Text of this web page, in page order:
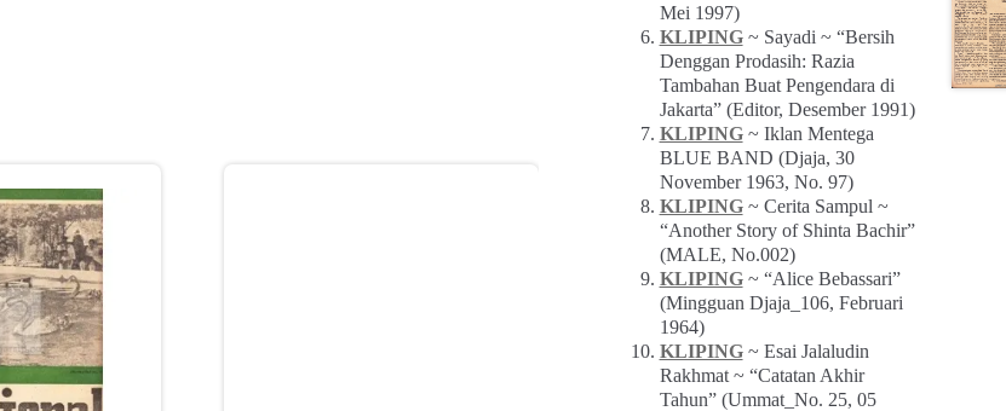
Mei 1997)
KLIPING~ Sayadi ~ “Bersih
Denggan Prodasih: Razia
Tambahan Buat Pengendara di
Jakarta” (Editor, Desember 1991)
KLIPING~ Iklan Mentega
BLUE BAND (Djaja, 30
November 1963, No. 97)
KLIPING~ Cerita Sampul ~
“Another Story of Shinta Bachir”
(MALE, No.002)
KLIPING~ “Alice Bebassari”
(Mingguan Djaja_106, Februari
1964)
KLIPING~ Esai Jalaludin
Rakhmat ~ “Catatan Akhir
Tahun” (Ummat_No. 25, 05